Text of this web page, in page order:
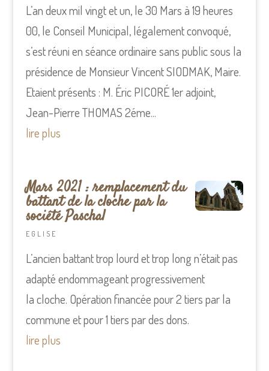
L’an deux mil vingt et un, le 30 Mars à 19 heures
00, le Conseil Municipal, légalement convoqué,
s’est réuni en séance ordinaire sans public sous la
présidence de Monsieur Vincent SIODMAK, Maire.
Etaient présents : M. Éric PICORÉ 1er adjoint,
Jean-Pierre THOMAS 2éme...
lire plus
Mars 2021 : remplacement du
battant de la cloche par la
société Paschal
EGLISE
L’ancien battant trop lourd et trop long n’était pas
adapté endommageant progressivement
la cloche. Opération financée pour 2 tiers par la
commune et pour 1 tiers par des dons.
lire plus